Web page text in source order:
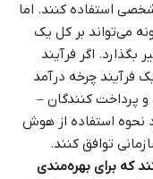
استفاده کنند. اما
می‌تواند بر کل یک
بگذارد. اگر فرآیند
فرآیند چرخه درآمد
پرداخت‌ کنندگان –
نحوه استفاده از هوش
توافق کنند.
که برای بهره‌مندی